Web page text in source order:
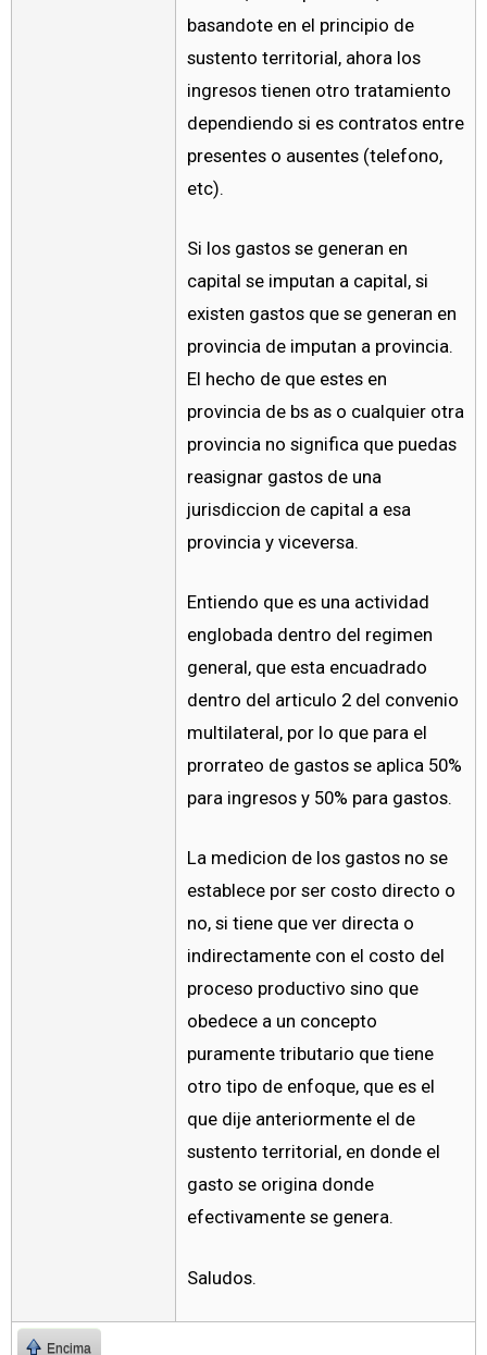
basandote en el principio de
sustento territorial, ahora los
ingresos tienen otro tratamiento
dependiendo si es contratos entre
presentes o ausentes (telefono,
etc).
Si los gastos se generan en
capital se imputan a capital, si
existen gastos que se generan en
provincia de imputan a provincia.
El hecho de que estes en
provincia de bs as o cualquier otra
provincia no significa que puedas
reasignar gastos de una
jurisdiccion de capital a esa
provincia y viceversa.
Entiendo que es una actividad
englobada dentro del regimen
general, que esta encuadrado
dentro del articulo 2 del convenio
multilateral, por lo que para el
prorrateo de gastos se aplica 50%
para ingresos y 50% para gastos.
La medicion de los gastos no se
establece por ser costo directo o
no, si tiene que ver directa o
indirectamente con el costo del
proceso productivo sino que
obedece a un concepto
puramente tributario que tiene
otro tipo de enfoque, que es el
que dije anteriormente el de
sustento territorial, en donde el
gasto se origina donde
efectivamente se genera.
Saludos.
Encima